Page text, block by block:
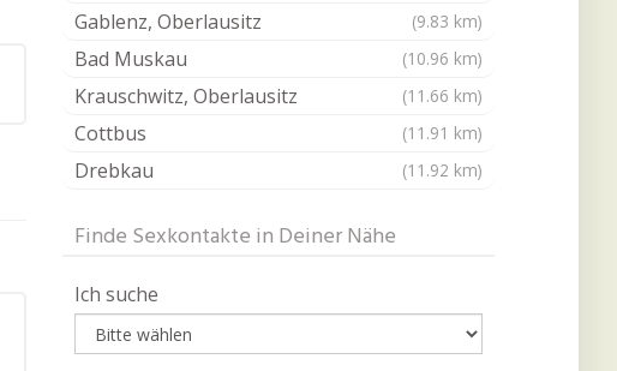
Gablenz, Oberlausitz (9.83 km)
Bad Muskau (10.96 km)
Krauschwitz, Oberlausitz (11.66 km)
Cottbus (11.91 km)
Drebkau (11.92 km)
Finde Sexkontakte in Deiner Nähe
Ich suche